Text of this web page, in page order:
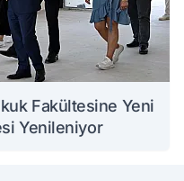
Fakültesine Yeni
Yenileniyor